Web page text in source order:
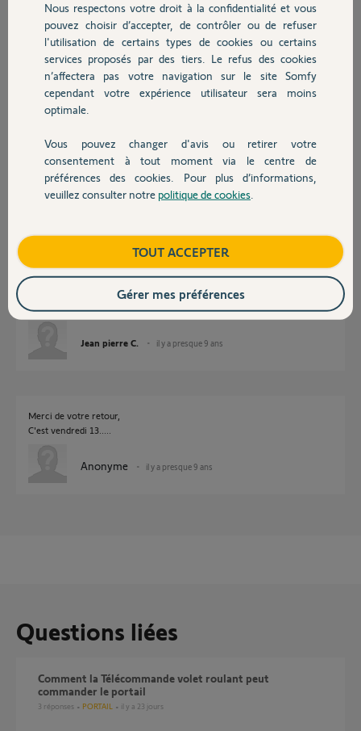
Chauffage
Autres produits
Devis avec un pro
Contact
Participer au fil de discussion
Réponses
Etes-vous bien en 3G ou en liaison Wifi ?
Avez-vous d'autres automatismes pilotables du Iphone ? Si oui testez-les.
Anonyme il y a presque 9 ans
débranchant ma tahoma, puis en la réalimentant! mon récepteur n'était
pas reconnu dans le processus . mystere, mystere...
merci quand même de votre attention.
Jean pierre C. il y a presque 9 ans
Merci de votre retour,
C'est vendredi 13.....
Anonyme il y a presque 9 ans
Questions liées
Comment la Télécommande volet roulant peut
commander le portail
3 réponses PORTAIL il y a 23 jours
Nous respectons votre droit à la confidentialité et vous
pouvez choisir d’accepter, de contrôler ou de refuser
l'utilisation de certains types de cookies ou certains
services proposés par des tiers. Le refus des cookies
n’affectera pas votre navigation sur le site Somfy
cependant votre expérience utilisateur sera moins
optimale.
Vous pouvez changer d'avis ou retirer votre
consentement à tout moment via le centre de
préférences des cookies. Pour plus d’informations,
veuillez consulter notre politique de cookies
TOUT ACCEPTER
Gérer mes préférences